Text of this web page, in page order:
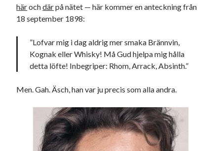
härochdärpå nätet — här kommer en anteckning från
18 september 1898:
”Lofvar mig i dag aldrig mer smaka Brännvin,
Kognak eller Whisky! Må Gud hjelpa mig hålla
detta löfte! Inbegriper: Rhom, Arrack, Absinth.”
Men. Gah. Äsch, han var ju precis som alla andra.